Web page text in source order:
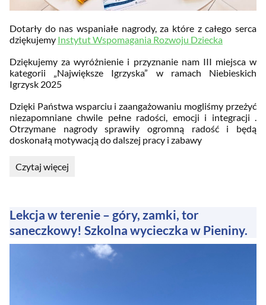
Dotarły do nas wspaniałe nagrody, za które z całego serca
dziękujemy Instytut Wspomagania Rozwoju Dziecka
Dziękujemy za wyróżnienie i przyznanie nam III miejsca w
kategorii „Największe Igrzyska” w ramach Niebieskich
Igrzysk 2025
Dzięki Państwa wsparciu i zaangażowaniu mogliśmy przeżyć
niezapomniane chwile pełne radości, emocji i integracji .
Otrzymane nagrody sprawiły ogromną radość i będą
doskonałą motywacją do dalszej pracy i zabawy
Nagrody
w
Niebieskich
Igrzyskach
:
Czytaj więcej
Lekcja w terenie – góry, zamki, tor
saneczkowy! Szkolna wycieczka w Pieniny.